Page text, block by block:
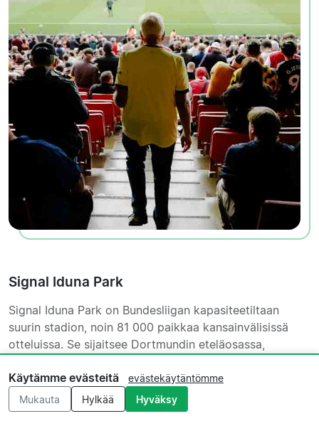
Signal Iduna Park
Signal Iduna Park on Bundesliigan kapasiteetiltaan
suurin stadion, noin 81 000 paikkaa kansainvälisissä
otteluissa. Se sijaitsee Dortmundin eteläosassa,
ympäristö on pelipäivinä täynnä elämää, ja kaupallinen
alue stadionin lähellä on hyvä paikka tutustua BVB-
kulttuuriin ennen ottelua.
Käytämme evästeitä
evästekäytäntömme
Mukauta
Hylkää Hyväksy